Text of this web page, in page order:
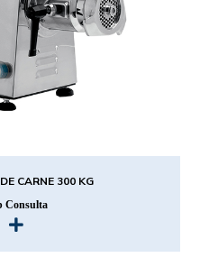
CARNE 300 KG
Consulta